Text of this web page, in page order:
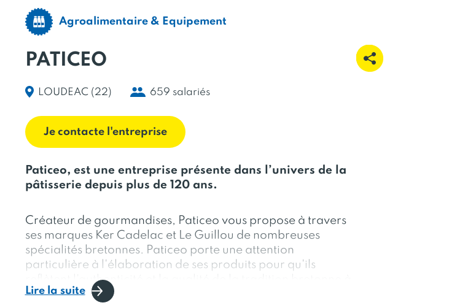
Agroalimentaire & Equipement
PATICEO
LOUDEAC (22) 659 salariés
Je contacte l'entreprise
Paticeo, est une entreprise présente dans l’univers de la
pâtisserie depuis plus de 120 ans.
Créateur de gourmandises, Paticeo vous propose à travers
ses marques Ker Cadelac et Le Guillou de nombreuses
spécialités bretonnes. Paticeo porte une attention
particulière à l'élaboration de ses produits pour qu'ils
reflètent l'authenticité et la qualité de la tradition bretonne à
travers ces deux marques. Les marques Le Guillou et Ker
Lire la suite